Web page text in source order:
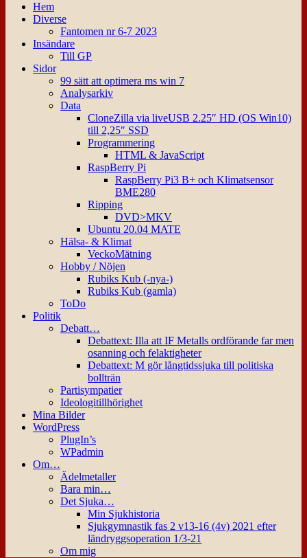
Hem
Diverse
Fantomen nr 6-7 2023
Insändare
Till GP
Sidor
99 sätt att optimera ms win 7
Analysarkiv
Data
CloneZilla via liveUSB 2.25″ HD (OS Win10)
till 2,25″ SSD
Programmering
HTML & JavaScript
RaspBerry Pi
RaspBerry Pi3 B+ och Klimatsensor
BME280
Ripping
DVD>MKV
Ubuntu 20.04 MATE
Hälsa- & Klimat
VeckoMätning
Hobby / Nöjen
Rubiks Kub (-nya-)
Rubiks Kub (gamla)
ToDo
Politik
Debatt…
Debattext: Illa att IF Metalls ordförande far men
osanning och felaktigheter
Debattext: M gör långtidssjuka till politiska
bollträn
Partisympatier
Ideologitillhörighet
Mina Bilder
WordPress
PlugIn’s
WPadmin
Om…
Ädelmetaller
Bara min…
Det Sjuka…
Min Sjukhistoria
Sjukgymnastik fas 2 v13-16 (4v) 2021 efter
ländryggsoperation 1/3-21
Om mig